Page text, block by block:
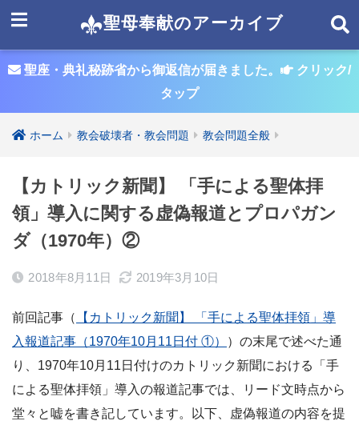
聖母奉献のアーカイブ
聖座・典礼秘跡省から御返信が届きました。
クリック/
タップ
ホーム 教会破壊者・教会問題 教会問題全般
【カトリック新聞】 「手による聖体拝
領」導入に関する虚偽報道とプロパガン
ダ（1970年）②
2018年8月11日 2019年3月10日
前回記事（
【カトリック新聞】 「手による聖体拝領」導
入報道記事（1970年10月11日付 ①）
）の末尾で述べた通
り、1970年10月11日付けのカトリック新聞における「手
による聖体拝領」導入の報道記事では、リード文時点から
堂々と嘘を書き記しています。以下、虚偽報道の内容を提